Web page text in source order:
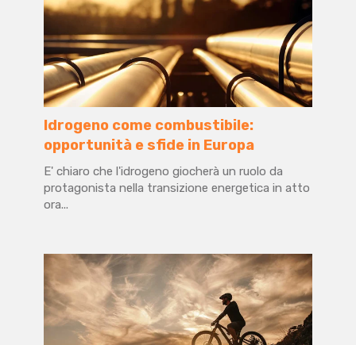
Idrogeno come combustibile:
opportunità e sfide in Europa
E' chiaro che l'idrogeno giocherà un ruolo da
protagonista nella transizione energetica in atto
ora...